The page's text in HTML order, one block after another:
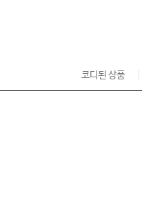
코디된 상품